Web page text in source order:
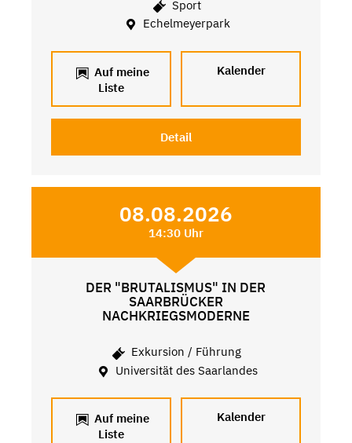
Sport
Echelmeyerpark
Auf meine
Liste
Kalender
Detail
08.08.2026
14:30 Uhr
DER "BRUTALISMUS" IN DER
SAARBRÜCKER
NACHKRIEGSMODERNE
Exkursion / Führung
Universität des Saarlandes
Auf meine
Liste
Kalender